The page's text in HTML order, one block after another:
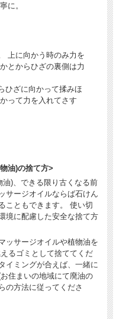
に。
上に向かう時のみ力を
とからひざの裏側は力
ひざに向かって揉みほ
って力を入れてさす
油)の捨て方>
)、できる限り古くなる前
サージオイルならば石けん
こともできます。 使い切
境に配慮した安全な捨て方
ッサージオイルや植物油を
るゴミとして捨ててくだ
イミングが合えば、一緒に
住まいの地域にて廃油の
の方法に従ってくださ